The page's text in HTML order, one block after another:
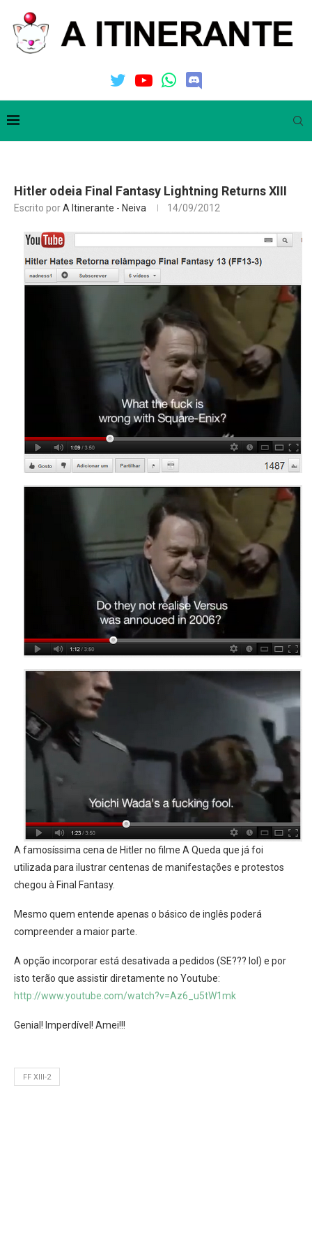
Hitler odeia Final Fantasy Lightning Returns XIII
Escrito porA Itinerante - Neiva 14/09/2012
A famosíssima cena de Hitler no filme A Queda que já foi
utilizada para ilustrar centenas de manifestações e protestos
chegou à Final Fantasy.
Mesmo quem entende apenas o básico de inglês poderá
compreender a maior parte.
A opção incorporar está desativada a pedidos (SE??? lol) e por
isto terão que assistir diretamente no Youtube:
http://www.youtube.com/watch?v=Az6_u5tW1mk
Genial! Imperdível! Amei!!!
FF XIII-2